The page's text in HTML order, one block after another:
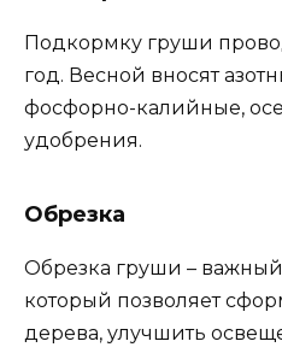
Подкормку груши
год. Весной вносят
фосфорно-калийные,
удобрения.
Обрезка
Обрезка груши – важный
который позволяет
дерева, улучшить